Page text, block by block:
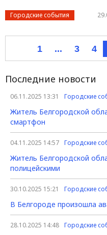
Городские события
1 ... 3 4
Последние новости
06.11.2025 13:31 Городские
Житель Белгородской
смартфон
04.11.2025 14:57 Городские
Житель Белгородской
полицейскими
30.10.2025 15:21 Городские
В Белгороде произошла
28.10.2025 14:48 Городские